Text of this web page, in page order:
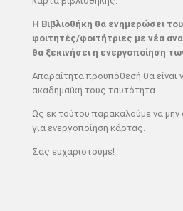
Η Βιβλιοθήκη θα ενημερώσει
φοιτητές/φοιτήτριες με νέα
θα ξεκινήσει η ενεργοποίηση
Απαραίτητα προϋπόθεσή θα είναι
ακαδημαϊκή τους ταυτότητα.
Ως εκ τούτου παρακαλούμε να μην
για ενεργοποίηση κάρτας.
Σας ευχαριστούμε!